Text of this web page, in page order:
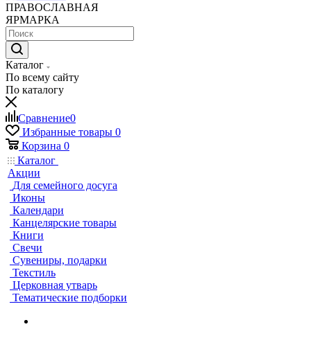
ПРАВОСЛАВНАЯ
ЯРМАРКА
Каталог
По всему сайту
По каталогу
Сравнение0
Избранные товары 0
Корзина 0
Каталог
Акции
Для семейного досуга
Иконы
Календари
Канцелярские товары
Книги
Свечи
Сувениры, подарки
Текстиль
Церковная утварь
Тематические подборки